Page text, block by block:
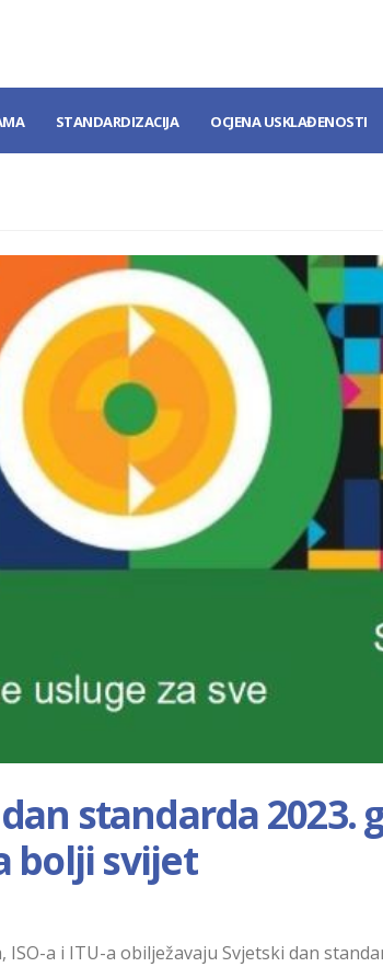
STANDARDIZACIJA OCJENA USKLAĐENOSTI
standarda 2023.
bolji svijet
ISO-a i ITU-a obilježavaju Svjetski dan